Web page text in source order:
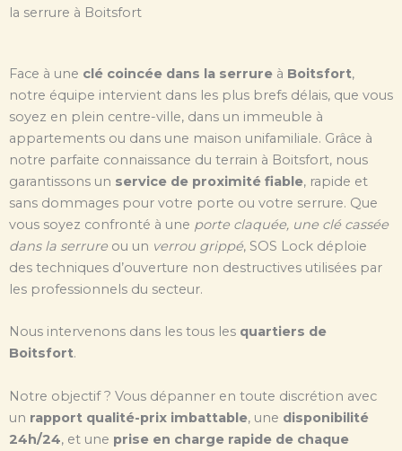
la serrure à Boitsfort
Face à une clé coincée dans la serrure à Boitsfort,
notre équipe intervient dans les plus brefs délais, que vous
soyez en plein centre-ville, dans un immeuble à
appartements ou dans une maison unifamiliale. Grâce à
notre parfaite connaissance du terrain à Boitsfort, nous
garantissons un service de proximité fiable, rapide et
sans dommages pour votre porte ou votre serrure. Que
vous soyez confronté à une porte claquée, une clé cassée
dans la serrure ou un verrou grippé, SOS Lock déploie
des techniques d’ouverture non destructives utilisées par
les professionnels du secteur.
Nous intervenons dans les tous les quartiers de
Boitsfort.
Notre objectif ? Vous dépanner en toute discrétion avec
un rapport qualité-prix imbattable, une disponibilité
24h/24, et une prise en charge rapide de chaque